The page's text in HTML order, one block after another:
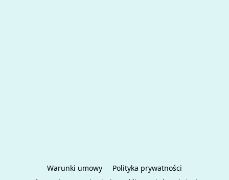
Warunki umowy
Polityka prywatności